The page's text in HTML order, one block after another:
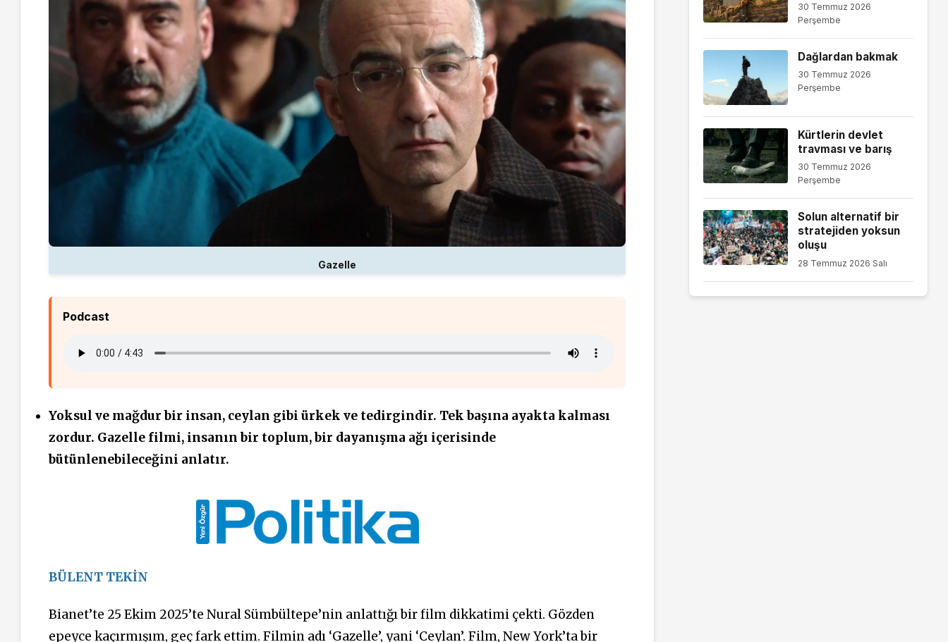
Gazelle
Podcast
Yoksul ve mağdur bir insan, ceylan gibi ürkek ve tedirgindir. Tek başına ayakta kalması
zordur. Gazelle filmi, insanın bir toplum, bir dayanışma ağı içerisinde
bütünlenebileceğini anlatır.
BÜLENT TEKİN
Bianet’te 25 Ekim 2025’te Nural Sümbültepe’nin anlattığı bir film dikkatimi çekti. Gözden
epeyce kaçırmışım, geç fark ettim. Filmin adı ‘Gazelle’, yani ‘Ceylan’. Film, New York’ta bir
30 Temmuz 2026
Perşembe
Dağlardan bakmak
30 Temmuz 2026
Perşembe
Kürtlerin devlet
travması ve barış
30 Temmuz 2026
Perşembe
Solun alternatif bir
stratejiden yoksun
oluşu
28 Temmuz 2026 Salı